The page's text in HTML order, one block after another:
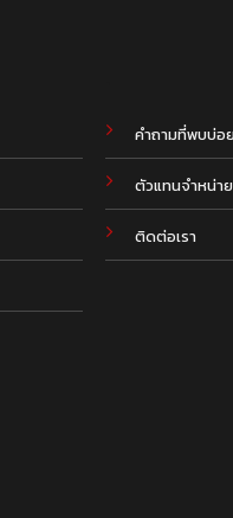
คำถามที่พบบ่อ
ตัวแทนจำหน่าย
ติดต่อเรา